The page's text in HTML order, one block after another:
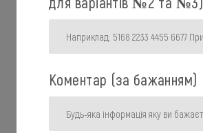
Коментар (за бажанням)